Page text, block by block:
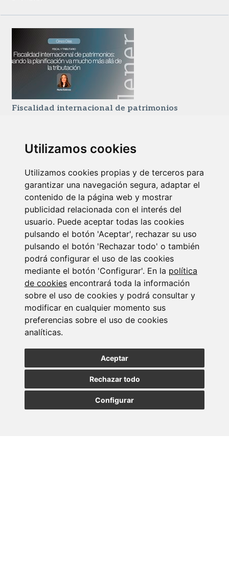
Utilizamos cookies
Utilizamos cookies propias y de terceros para
garantizar una navegación segura, adaptar el
contenido de la página web y mostrar
publicidad relacionada con el interés del
usuario. Puede aceptar todas las cookies
pulsando el botón 'Aceptar', rechazar su uso
pulsando el botón 'Rechazar todo' o también
podrá configurar el uso de las cookies
mediante el botón 'Configurar'. En la política
de cookies encontrará toda la información
sobre el uso de cookies y podrá consultar y
modificar en cualquier momento sus
preferencias sobre el uso de cookies
analíticas.
Aceptar
Rechazar todo
Configurar
Fiscalidad internacional de patrimonios
Newsletter Insolvencias y Situaciones Especiales
14/07/2026
Suscribirse a la
newsletter
Entérate de nuestras últimas noticias